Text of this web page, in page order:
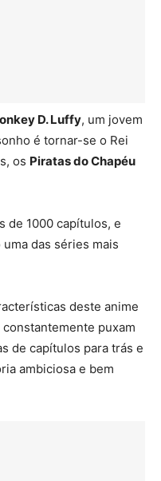
D. Luffy, um jovem
é tornar-se o Rei
os Piratas do Chapéu
de 1000 capítulos, e
das séries mais
deste anime
constantemente puxam
de capítulos para trás e
ambiciosa e bem